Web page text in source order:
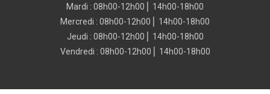
Mardi : 08h00-12h00 ⎜ 14h00-18h00
Mercredi : 08h00-12h00 ⎜ 14h00-18h00
Jeudi : 08h00-12h00 ⎜ 14h00-18h00
Vendredi : 08h00-12h00 ⎜ 14h00-18h00